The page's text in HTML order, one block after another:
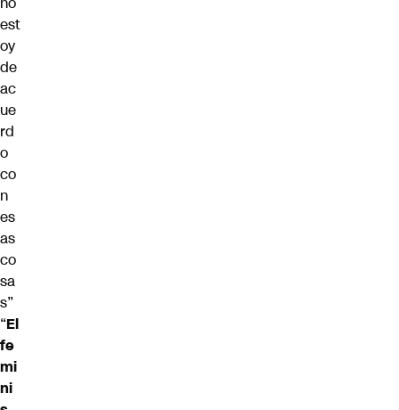
est
oy
de
ac
ue
rd
o
co
n
es
as
co
sa
s”
“El
fe
mi
ni